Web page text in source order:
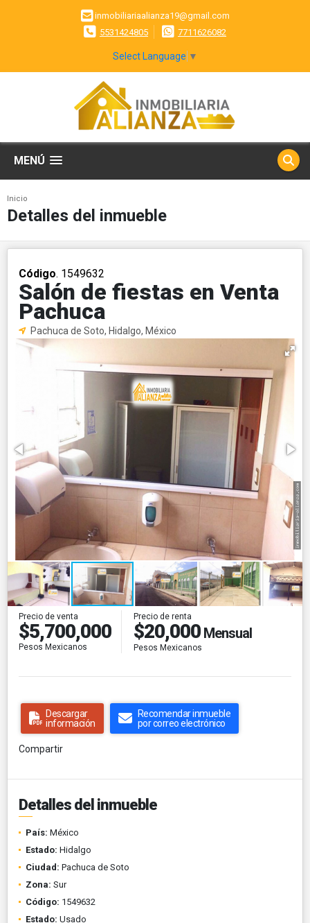
inmobiliariaalianza19@gmail.com
5531424805
7711626082
Select Language ▼
MENÚ
Inicio
Detalles del inmueble
Código. 1549632
Salón de fiestas en Venta
Pachuca
Pachuca de Soto, Hidalgo, México
Precio de venta
$5,700,000
Pesos Mexicanos
Precio de renta
$20,000 Mensual
Pesos Mexicanos
Descargar
información
Recomendar inmueble
por correo electrónico
Compartir
Detalles del inmueble
País: México
Estado: Hidalgo
Ciudad: Pachuca de Soto
Zona: Sur
Código: 1549632
Estado: Usado